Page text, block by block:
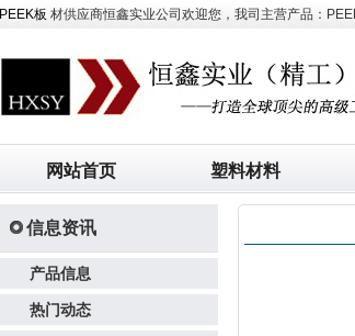
PEEK板 材供应商恒鑫实业公司欢迎您，我司主营产品：
网站首页 塑料材料
信息资讯
产品信息
热门动态